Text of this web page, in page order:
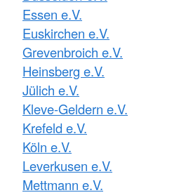
Essen e.V.
Euskirchen e.V.
Grevenbroich e.V.
Heinsberg e.V.
Jülich e.V.
Kleve-Geldern e.V.
Krefeld e.V.
Köln e.V.
Leverkusen e.V.
Mettmann e.V.